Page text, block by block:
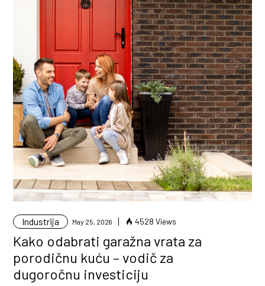
Industrija May 25, 2026 4528 Views
Kako odabrati garažna vrata za
porodičnu kuću – vodič za
dugoročnu investiciju